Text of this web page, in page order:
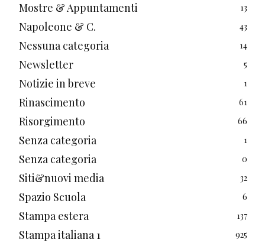
Mostre & Appuntamenti 13
Napoleone & C. 43
Nessuna categoria 14
Newsletter 5
Notizie in breve 1
Rinascimento 61
Risorgimento 66
Senza categoria 1
Senza categoria 0
Siti&nuovi media 32
Spazio Scuola 6
Stampa estera 137
Stampa italiana 1 925